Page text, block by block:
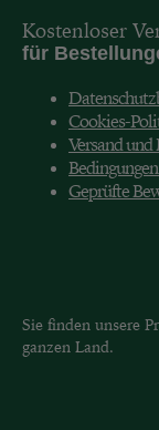
Kostenloser
für
Cookies-
Versand und
Geprüfte
Sie finden unsere
ganzen Land.